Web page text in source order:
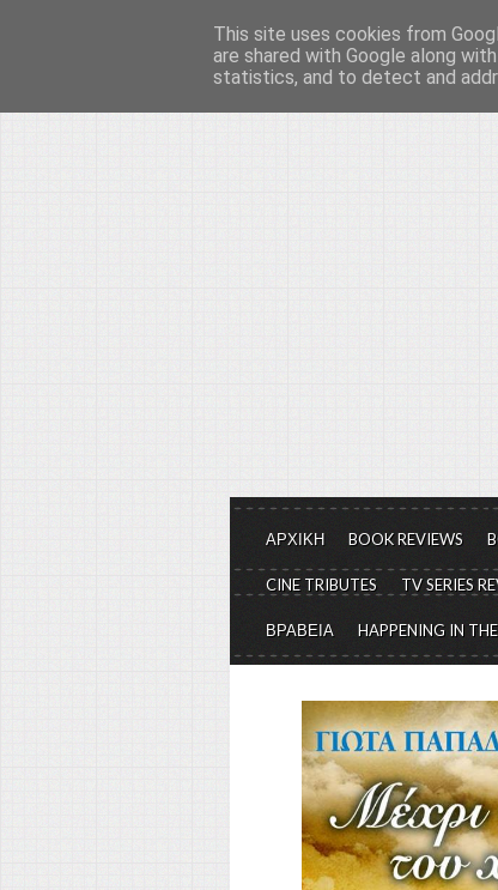
Το μεγαλείο των
Είμαστε πάντα εδώ για να
ΑΡΧΙΚΗ BOOK REVIEWS
CINE TRIBUTES TV SERIES
ΒΡΑΒΕΙΑ HAPPENING IN
This site uses cookies from
are shared with Google along
statistics, and to detect and